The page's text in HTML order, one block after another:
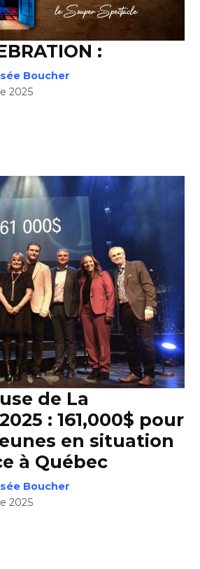
:
Boucher
2025
de La
: 161,000$ pour
en situation
à Québec
Boucher
2025